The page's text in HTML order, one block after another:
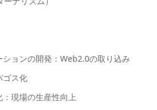
ンの開発：Web2.0の取り込み
ス化
場の生産性向上